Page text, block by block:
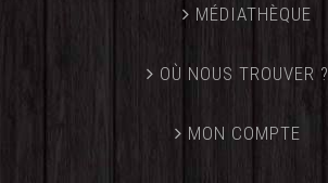
MÉDIATHÈQUE
OÙ NOUS TROUVER ?
MON COMPTE